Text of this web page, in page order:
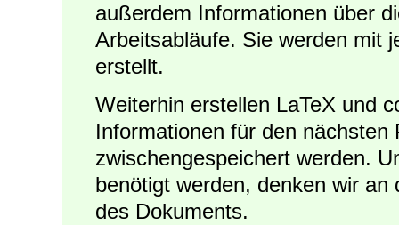
außerdem Informationen über
Arbeitsabläufe. Sie werden mit
erstellt.
Weiterhin erstellen LaTeX und
Informationen für den nächsten
zwischengespeichert werden.
benötigt werden, denken wir
des Dokuments.